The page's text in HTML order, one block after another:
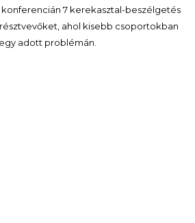
7 kerekasztal-beszélgetés
résztvevőket, ahol kisebb csoportokban
adott problémán.